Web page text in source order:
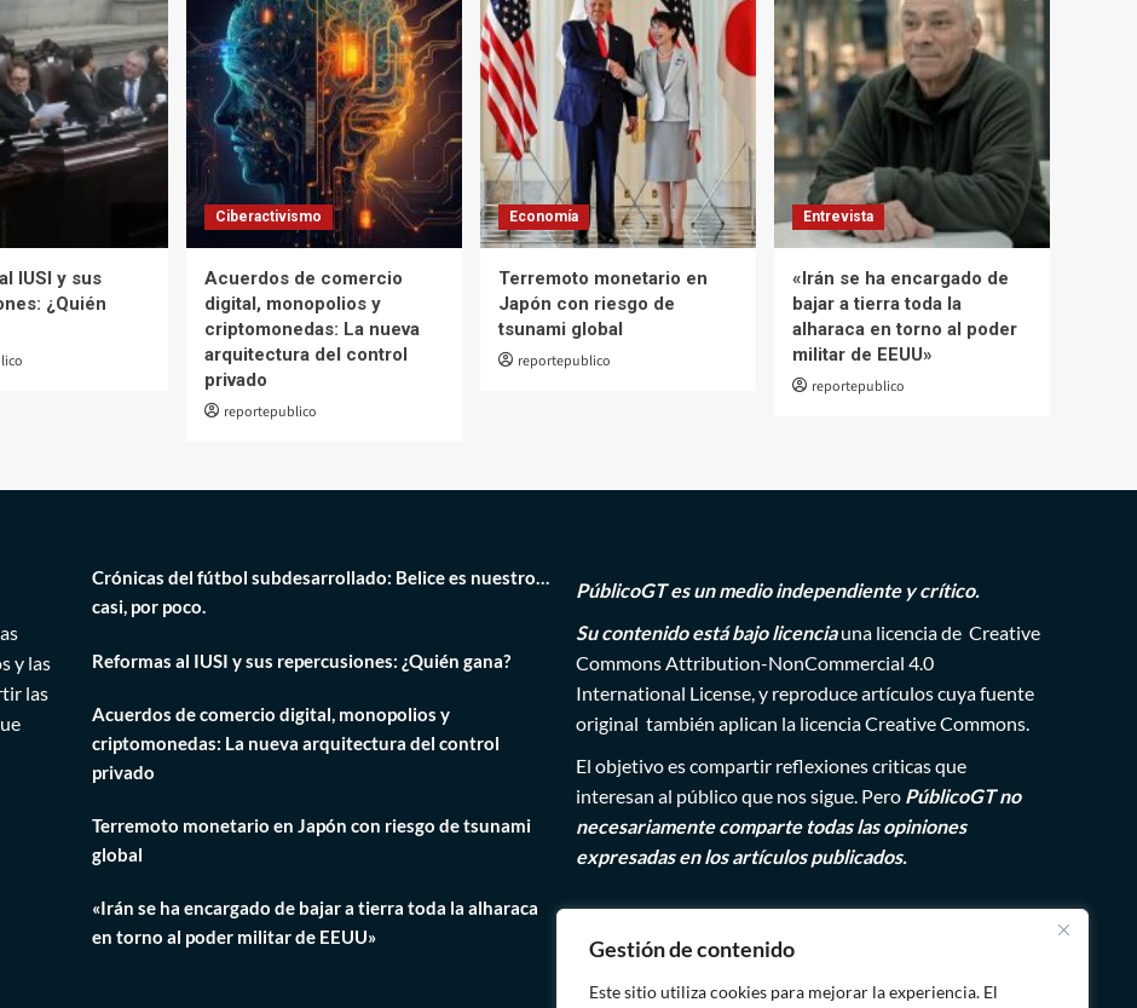
Gestión de contenido
Este sitio utiliza cookies para mejorar la experiencia. El
IUSI y sus
¿Quién
Ciberactivismo
Acuerdos de comercio
digital, monopolios y
criptomonedas: La nueva
arquitectura del control
privado
reportepublico
Economía
Terremoto monetario en
Japón con riesgo de
tsunami global
reportepublico
Entrevista
«Irán se ha encargado de
bajar a tierra toda la
alharaca en torno al poder
militar de EEUU»
reportepublico
y las
las
Crónicas del fútbol subdesarrollado: Belice es nuestro…
casi, por poco.
Reformas al IUSI y sus repercusiones: ¿Quién gana?
Acuerdos de comercio digital, monopolios y
criptomonedas: La nueva arquitectura del control
privado
Terremoto monetario en Japón con riesgo de tsunami
global
«Irán se ha encargado de bajar a tierra toda la alharaca
en torno al poder militar de EEUU»
PúblicoGT es un medio independiente y crítico.
Su contenido está bajo licenciauna licencia de Creative
Commons Attribution-NonCommercial 4.0
International License, y reproduce artículos cuya fuente
original también aplican la licencia Creative Commons.
El objetivo es compartir reflexiones criticas que
interesan al público que nos sigue. Pero PúblicoGT no
necesariamente comparte todas las opiniones
expresadas en los artículos publicados.